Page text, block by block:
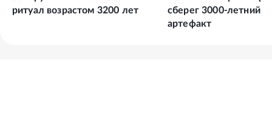
ритуал возрастом 3200 лет
сберег 3000-летний
артефакт